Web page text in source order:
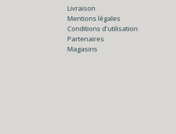
Livraison
Mentions légales
Conditions d'utilisation
Partenaires
Magasins